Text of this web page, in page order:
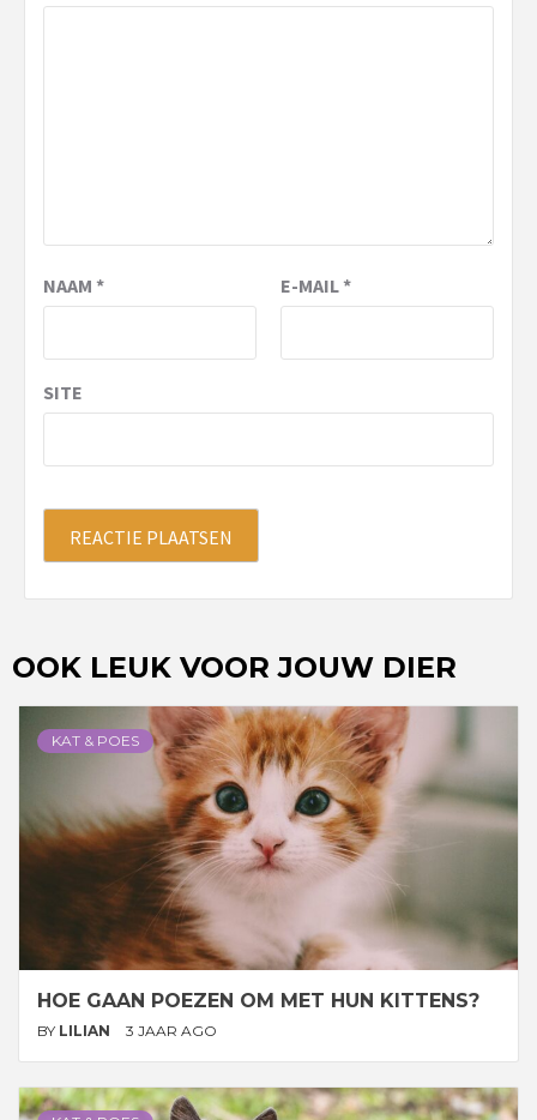
NAAM * E-MAIL*
SITE
OOK LEUK VOOR JOUW DIER
KAT & POES
HOE GAAN POEZEN OM MET HUN KITTENS?
BY LILIAN 3 JAAR AGO